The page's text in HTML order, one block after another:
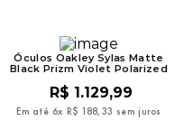
Óculos Oakley Sylas Matte
Black Prizm Violet Polarized
R$ 1.129,99
Em até 6x R$ 188, 33 sem juros